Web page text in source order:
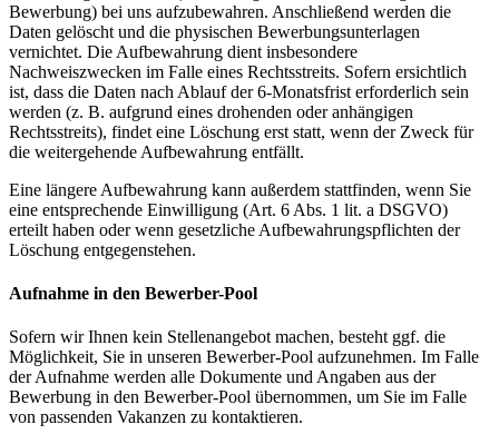
Bewerbung) bei uns aufzubewahren. Anschließend werden die
Daten gelöscht und die physischen Bewerbungsunterlagen
vernichtet. Die Aufbewahrung dient insbesondere
Nachweiszwecken im Falle eines Rechtsstreits. Sofern ersichtlich
ist, dass die Daten nach Ablauf der 6-Monatsfrist erforderlich sein
werden (z. B. aufgrund eines drohenden oder anhängigen
Rechtsstreits), findet eine Löschung erst statt, wenn der Zweck für
die weitergehende Aufbewahrung entfällt.
Eine längere Aufbewahrung kann außerdem stattfinden, wenn Sie
eine entsprechende Einwilligung (Art. 6 Abs. 1 lit. a DSGVO)
erteilt haben oder wenn gesetzliche Aufbewahrungspflichten der
Löschung entgegenstehen.
Aufnahme in den Bewerber-Pool
Sofern wir Ihnen kein Stellenangebot machen, besteht ggf. die
Möglichkeit, Sie in unseren Bewerber-Pool aufzunehmen. Im Falle
der Aufnahme werden alle Dokumente und Angaben aus der
Bewerbung in den Bewerber-Pool übernommen, um Sie im Falle
von passenden Vakanzen zu kontaktieren.